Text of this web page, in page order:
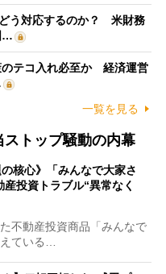
う対応するのか？ 米財務
…
のテコ入れ必至か 経済運営
一覧を見る
ストップ騒動の内幕
の核心》「みんなで大家さ
投資トラブル“異常なく
不動産投資商品「みんなで
ている…